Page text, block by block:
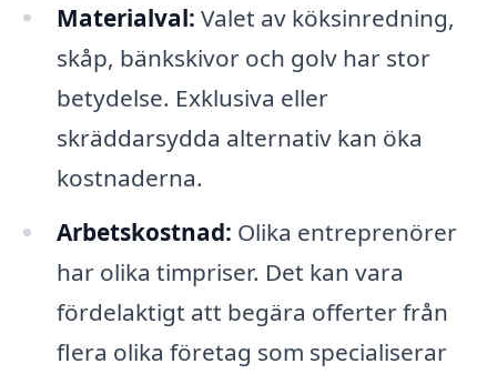
Materialval: Valet av köksinredning,
skåp, bänkskivor och golv har stor
betydelse. Exklusiva eller
skräddarsydda alternativ kan öka
kostnaderna.
Arbetskostnad: Olika entreprenörer
har olika timpriser. Det kan vara
fördelaktigt att begära offerter från
flera olika företag som specialiserar